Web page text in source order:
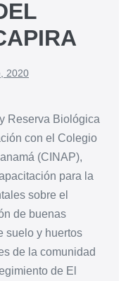
2020
Reserva Biológica
con el Colegio
(CINAP),
para la
sobre el
de buenas
suelo y huertos
de la comunidad
de El